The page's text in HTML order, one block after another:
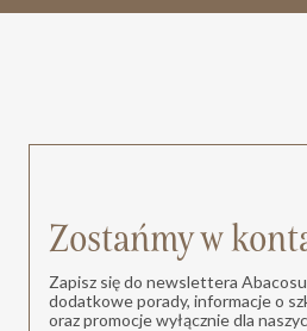
Zostańmy w
Zapisz się do newslettera
dodatkowe porady, informacje o
oraz promocje wyłącznie dla